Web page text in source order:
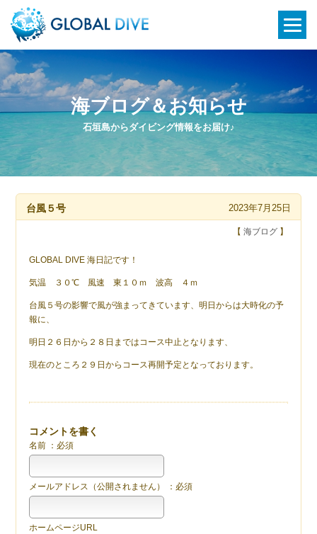
石垣島からダイビング情報をお届け♪
海ブログ＆お知らせ
台風５号 2023年7月25日
【 海ブログ】
GLOBAL DIVE 海日記です！
気温 ３０℃ 風速 東１０ｍ 波高 ４ｍ
台風５号の影響で風が強まってきています、明日からは大時化の予
報に、
明日２６日から２８日まではコース中止となります、
現在のところ２９日からコース再開予定となっております。
コメントを書く
名前 ：必須
メールアドレス（公開されません） ：必須
ホームページURL